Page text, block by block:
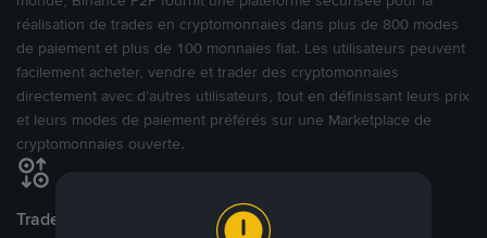
réalisation de trades en cryptomonnaies dans plus de 800 modes
de paiement et plus de 100 monnaies fiat. Les utilisateurs peuvent
facilement acheter, vendre et trader des cryptomonnaies
directement avec d’autres utilisateurs, tout en définissant leurs prix
et leurs modes de paiement préférés sur une Marketplace de
cryptomonnaies ouverte.
Tradez à des prix avantageux pour vous